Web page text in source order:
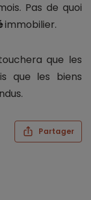
Pas de quoi
immobilier.
que les
que les biens
Partager